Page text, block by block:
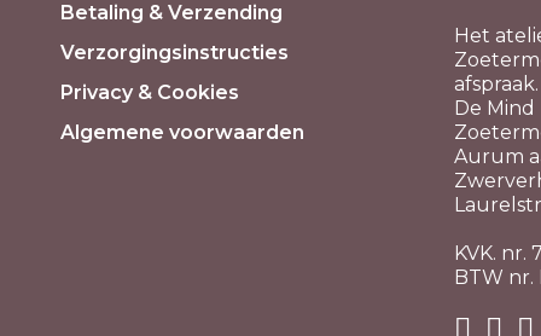
Betaling & Verzending
Verzorgingsinstructies
Privacy & Cookies
Algemene voorwaarden
Het
afspraak.
De Mind
Aurum
KVK. nr.
BTW nr.